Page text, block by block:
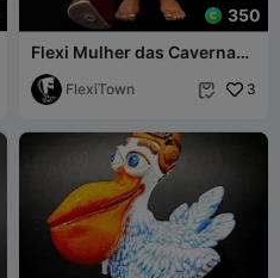
350
Flexi Mulher das Cavernas
Impressa no Local
FlexiTown  3